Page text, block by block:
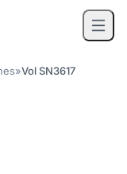
»Vol SN3617